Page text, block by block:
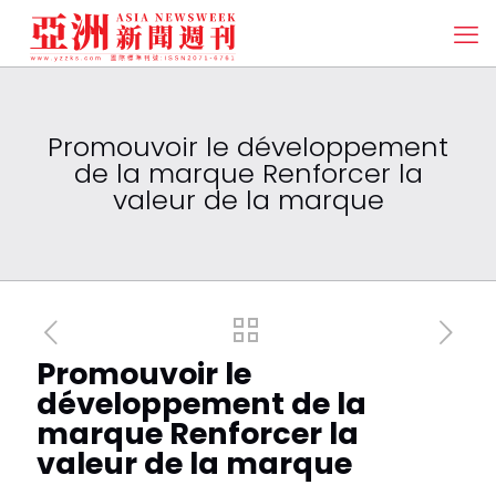
Promouvoir le développement
de la marque Renforcer la
valeur de la marque
Promouvoir le
développement de la
marque Renforcer la
valeur de la marque